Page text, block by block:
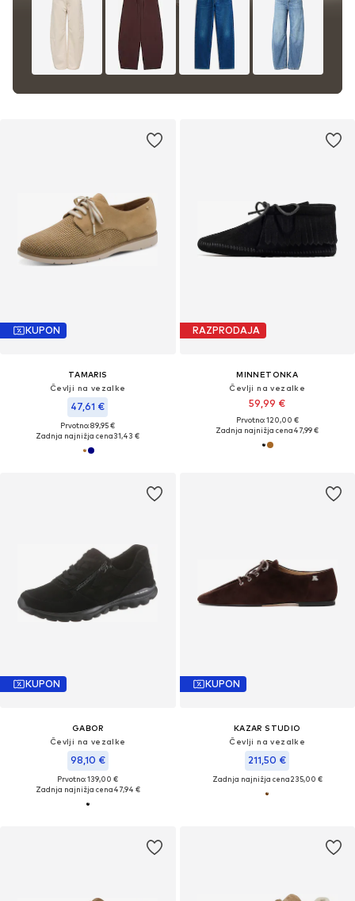
KUPON
TAMARIS
Čevlji na vezalke
47,61 €
Prvotno: 89,95 €
Zadnja najnižja cena31,43 €
RAZPRODAJA
MINNETONKA
Čevlji na vezalke
59,99 €
Prvotno: 120,00 €
Zadnja najnižja cena47,99 €
KUPON
GABOR
Čevlji na vezalke
98,10 €
Prvotno: 139,00 €
Zadnja najnižja cena47,94 €
KUPON
KAZAR STUDIO
Čevlji na vezalke
211,50 €
Zadnja najnižja cena235,00 €